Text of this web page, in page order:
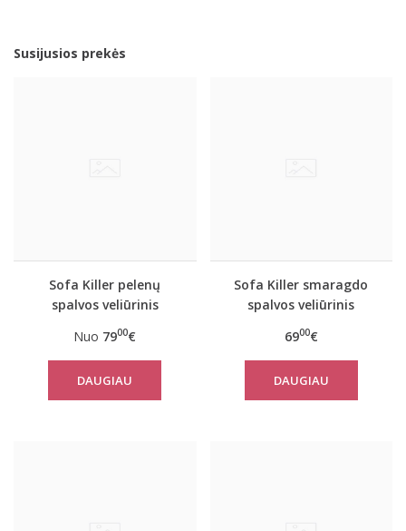
Susijusios prekės
Sofa Killer pelenų
spalvos veliūrinis
Nuo 7900€
DAUGIAU
Sofa Killer smaragdo
spalvos veliūrinis
6900€
DAUGIAU